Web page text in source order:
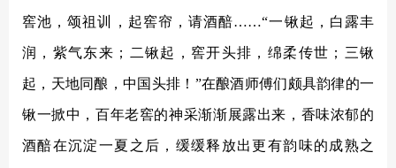
窖池，颂祖训，起窖帘，请酒醅……“一锹起，白露丰
润，紫气东来；二锹起，窖开头排，绵柔传世；三锹
起，天地同酿，中国头排！”在酿酒师傅们颇具韵律的一
锹一掀中，百年老窖的神采渐渐展露出来，香味浓郁的
酒醅在沉淀一夏之后，缓缓释放出更有韵味的成熟之